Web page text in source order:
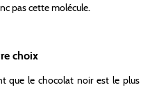
pas cette molécule.
choix
que le chocolat noir est le plus